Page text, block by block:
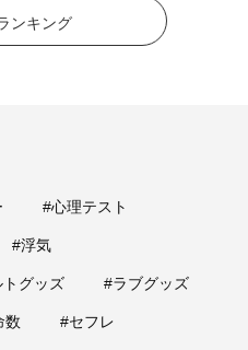
ンキング
#心理テスト
#浮気
グッズ #ラブグッズ
数 #セフレ